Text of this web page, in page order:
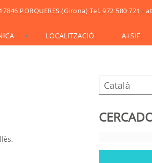
PORQUERES (Girona) Tel. 972 580 721 -
LOCALITZACIÓ A+SIF